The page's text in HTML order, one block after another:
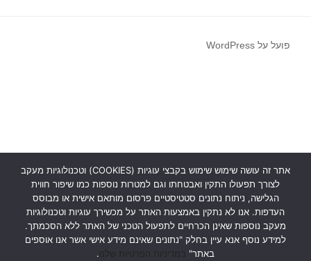
פועל על WordPress
אתר זה עושה שימוש שימוש בקבצי עוגיות (COOKIES) וטכנולוגיות מעקב
לצורך תפעולו התקין ואבטחתו וגם למטרות נוספות כמו שיפור חווית
הגלישה, ניתוח נתונים סטטיסטיים פרסום מותאם אישית או מבוסס
העדפות. אנו לא נתקין באמצעות האתר על מכשירך עוגיות וטכנולוגיות
מעקב נוספות שאינן הכרחיים לתפעול הטכני של האתר ללא הסכמתך.
למידע נוסף אנא עיין בחלק "נתונים שאינם מידע אישי אשר אנו אוספים
באתר" במדיניות הפרטיות שלנו .